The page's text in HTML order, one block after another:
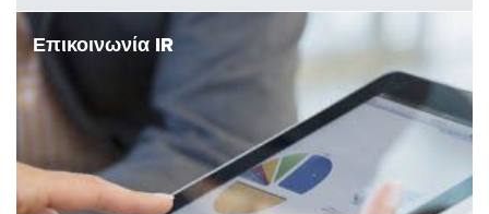
Επικοινωνία IR